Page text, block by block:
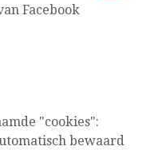
Facebook
"cookies":
bewaard